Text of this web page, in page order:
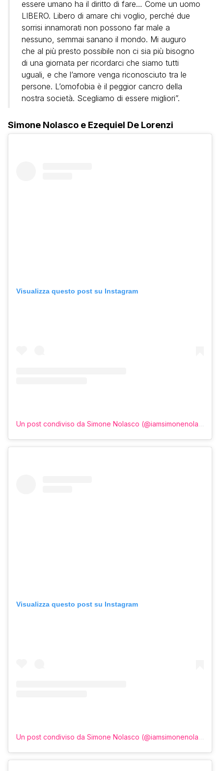
essere umano ha il diritto di fare… Come un uomo
LIBERO. Libero di amare chi voglio, perché due
sorrisi innamorati non possono far male a
nessuno, semmai sanano il mondo. Mi auguro
che al più presto possibile non ci sia più bisogno
di una giornata per ricordarci che siamo tutti
uguali, e che l’amore venga riconosciuto tra le
persone. L’omofobia è il peggior cancro della
nostra società. Scegliamo di essere migliori”.
Simone Nolasco e Ezequiel De Lorenzi
Visualizza questo post su Instagram
Un post condiviso da Simone Nolasco (@iamsimonenolasco)
Visualizza questo post su Instagram
Un post condiviso da Simone Nolasco (@iamsimonenolasco)